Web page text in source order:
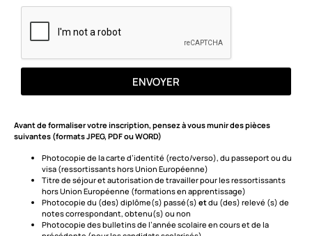
ENVOYER
Avant de formaliser votre inscription, pensez à vous munir des pièces
suivantes (formats JPEG, PDF ou WORD)
Photocopie de la carte d’identité (recto/verso), du passeport ou du
visa (ressortissants hors Union Européenne)
Titre de séjour et autorisation de travailler pour les ressortissants
hors Union Européenne (formations en apprentissage)
Photocopie du (des) diplôme(s) passé(s) etdu (des) relevé (s) de
notes correspondant, obtenu(s) ou non
Photocopie des bulletins de l’année scolaire en cours et de la